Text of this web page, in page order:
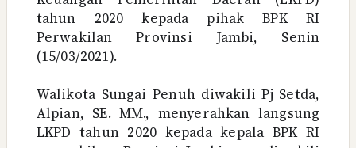
tahun 2020 kepada pihak BPK RI
Perwakilan Provinsi Jambi, Senin
(15/03/2021).
Walikota Sungai Penuh diwakili Pj Setda,
Alpian, SE. MM., menyerahkan langsung
LKPD tahun 2020 kepada kepala BPK RI